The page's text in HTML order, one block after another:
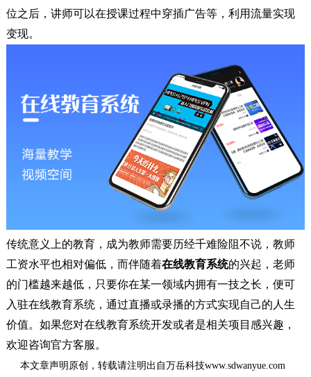
位之后，讲师可以在授课过程中穿插广告等，利用流量实现
变现。
传统意义上的教育，成为教师需要历经千难险阻不说，教师
工资水平也相对偏低，而伴随着在线教育系统的兴起，老师
的门槛越来越低，只要你在某一领域内拥有一技之长，便可
入驻在线教育系统，通过直播或录播的方式实现自己的人生
价值。如果您对在线教育系统开发或者是相关项目感兴趣，
欢迎咨询官方客服。
本文章声明原创，转载请注明出自万岳科技www.sdwanyue.com